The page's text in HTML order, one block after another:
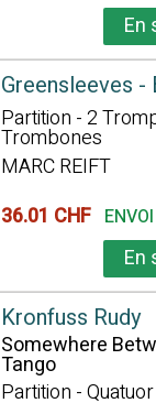
En
Greensleeves -
Partition - 2
Trombones
MARC REIFT
36.01 CHF
En
Kronfuss Rudy
Somewhere
Tango
Partition -